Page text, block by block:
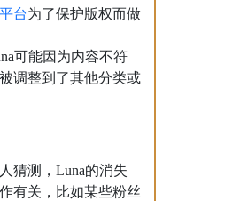
平台为了保护版权而做
可能因为内容不符
调整到了其他分类或
猜测，Luna的消失
有关，比如某些粉丝